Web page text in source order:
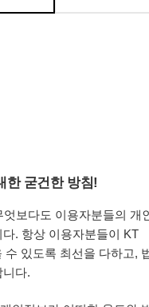
한 굳건한 방침!
엇보다도 이용자분들의 개
. 항상 이용자분들이 KT
있도록 최선을 다하고,
다.